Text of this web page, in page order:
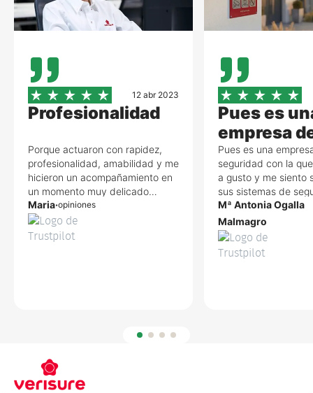
12 abr 2023
Profesionalidad
Porque actuaron con rapidez,
profesionalidad, amabilidad y me
hicieron un acompañamiento en
un momento muy delicado
mientras avisaban a los servicios
de emergencias.
Maria·opiniones
Pues es
empresa
seguridad
ultima con
sistemas
seguridad
Pues es una
seguridad con la
a gusto y me siento
sus sistemas de
ladrones, okupas y
salud con su botón
Mª Antonia Ogalla
Malmagro